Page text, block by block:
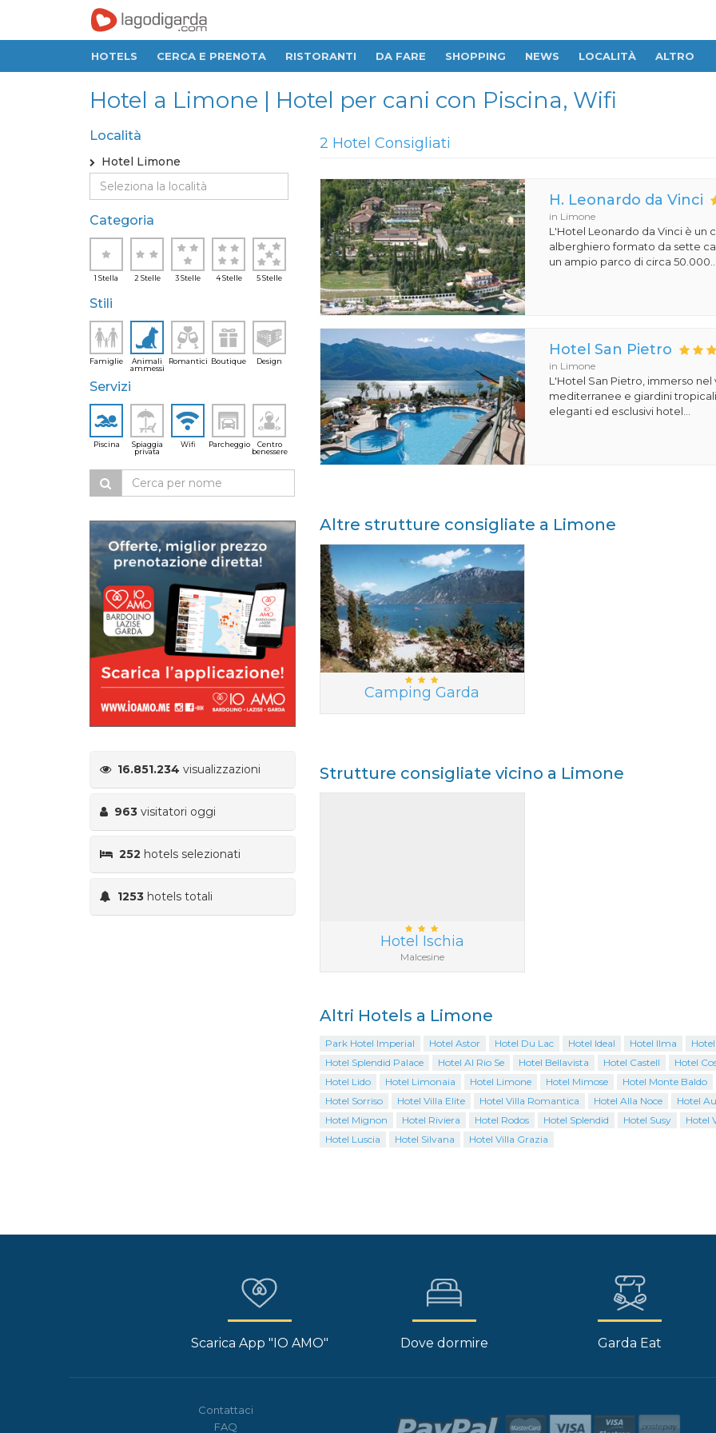
HOTELS CERCA E PRENOTA RISTORANTI DA FARE SHOPPING NEWS LOCALITÀ ALTRO
Hotel a Limone | Hotel per cani con Piscina, Wifi
Località
Hotel Limone
Categoria
1 Stella 2 Stelle 3 Stelle 4 Stelle 5 Stelle
Stili
Famiglie
Animali
ammessi
Romantici Boutique Design
Servizi
Piscina
Spiaggia
privata
Wifi Parcheggio
Centro
benessere
16.851.234 visualizzazioni
963 visitatori oggi
252 hotels selezionati
1253 hotels totali
2 Hotel Consigliati
H. Leonardo da Vinci
in Limone
L'Hotel Leonardo da Vinci è un
alberghiero formato da sette
un ampio parco di circa 50.000...
Hotel San Pietro
in Limone
L'Hotel San Pietro, immerso
mediterranee e giardini
eleganti ed esclusivi hotel...
Altre strutture consigliate a Limone
Camping Garda
Strutture consigliate vicino a Limone
Hotel Ischia
Malcesine
Altri Hotels a Limone
Park Hotel Imperial Hotel Astor Hotel Du Lac Hotel Ideal Hotel Ilma
Hotel Splendid Palace
Hotel Al Rio Se Hotel Bellavista Hotel Castell Hotel
Hotel Lido
Hotel Limonaia Hotel Limone Hotel Mimose Hotel Monte Baldo
Hotel Sorriso
Hotel Villa Elite Hotel Villa Romantica Hotel Alla Noce Hotel
Hotel Mignon
Hotel Riviera Hotel Rodos Hotel Splendid Hotel Susy Hotel
Hotel Luscia
Hotel Silvana Hotel Villa Grazia
Scarica App "IO AMO" Dove dormire Garda Eat
Contattaci
FAQ